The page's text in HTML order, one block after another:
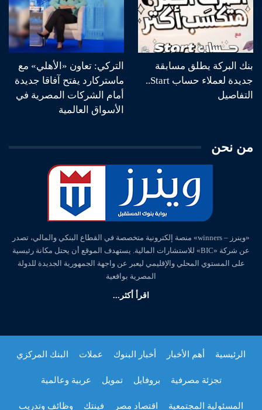
بنك البركة يطلق مسابقة
جديدة لعملاء حساب Start..
التفاصيل
التركي: تعاون «الأهلي» مع
ماستركارد يفتح آفاقا جديدة
أمام الشركات المصرية في
الأسواق العالمية
من نحن
«وينرز – winners» منصة إلكترونية متخصصة في القطاع البنكي والمالي، تصدر
عن شركة «BIC» للاستشارات المالية. يستهدف الموقع أن يحتل مكانة رئيسية
على المستوي المحلي والإقليمي ليعبر عن واجهة الجمهورية الجديدة للدولة
المصرية بواقعية
اقرأ أكثر...
الرئيسية أهم الأخبار أخبار البنوك عملات البنك المركزي
تجزئة مصرفية بروفايل تمويل عربية وعالمية
المسئولية المجتمعية اقتصاد مصر فينتك وظائف وتدريب